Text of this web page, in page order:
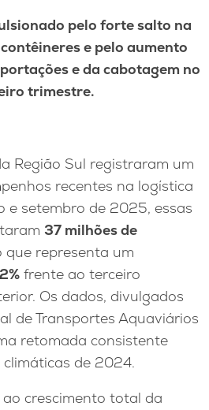
pelo forte salto na
e pelo aumento
e da cabotagem no
trimestre.
Região Sul registraram um
recentes na logística
e setembro de 2025, essas
37 milhões de
que representa um
frente ao terceiro
Os dados, divulgados
de Transportes Aquaviários
retomada consistente
de 2024.
crescimento total da